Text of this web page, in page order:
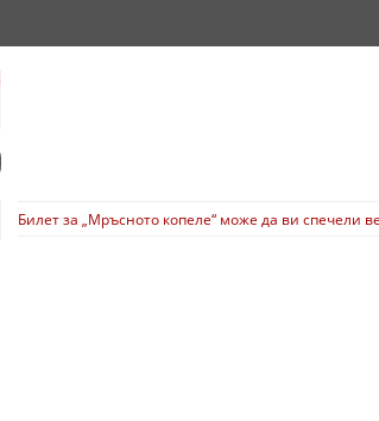
Билет за „Мръсното копеле“ може да ви спечели